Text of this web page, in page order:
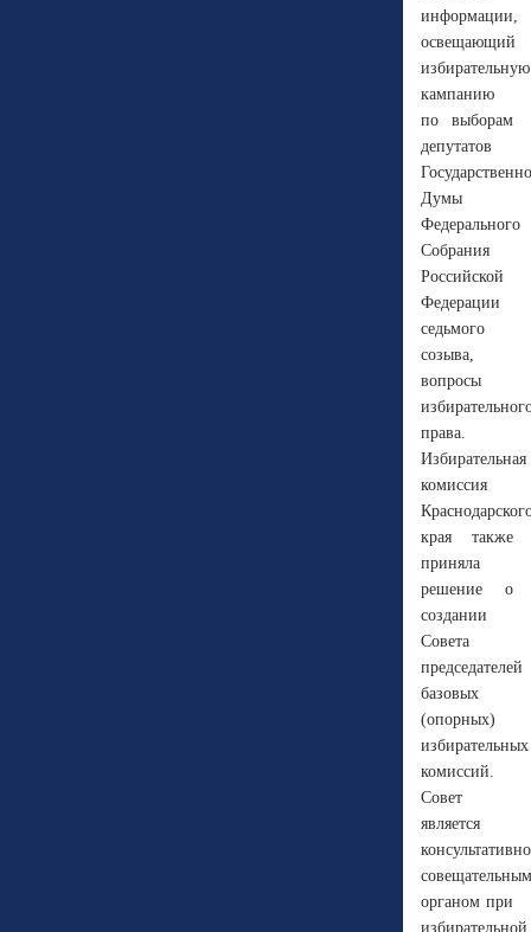
информации,
освещающий
избирательную
кампанию
по выборам
депутатов
Думы
Федерального
Собрания
Российской
Федерации
седьмого
созыва,
вопросы
права.
Избирательная
комиссия
края также
приняла
решение о
создании
Совета
председателей
базовых
(опорных)
избирательных
комиссий.
Совет
является
совещательным
органом при
избирательной